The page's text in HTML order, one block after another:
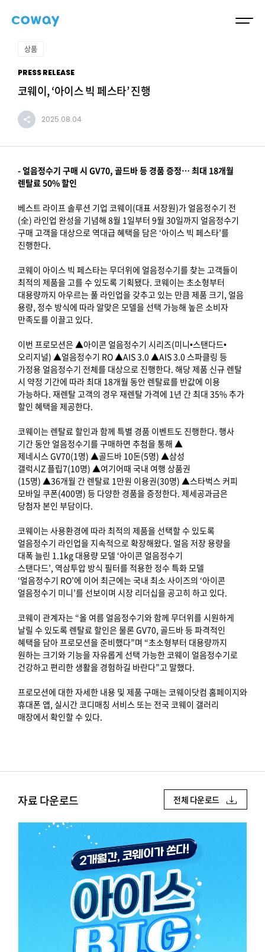
상품
PRESS RELEASE
코웨이, ‘아이스 빅 페스타’ 진행
2025.08.04
- 얼음정수기 구매 시 GV70, 골드바 등 경품 증정… 최대 18개월
렌탈료 50% 할인
베스트 라이프 솔루션 기업 코웨이(대표 서장원)가 얼음정수기 전
(全) 라인업 완성을 기념해 8월 1일부터 9월 30일까지 얼음정수기
구매 고객을 대상으로 역대급 혜택을 담은 ‘아이스 빅 페스타’를
진행한다.
코웨이 아이스 빅 페스타는 무더위에 얼음정수기를 찾는 고객들이
최적의 제품을 고를 수 있도록 기획됐다. 코웨이는 초소형부터
대용량까지 아우르는 풀 라인업을 갖추고 있는 만큼 제품 크기, 얼음
용량, 정수 방식에 따라 알맞은 모델을 선택 가능해 높은 소비자
만족도를 이끌고 있다.
이번 프로모션은 ▲아이콘 얼음정수기 시리즈(미니•스탠다드•
오리지널) ▲얼음정수기 RO ▲AIS 3.0 ▲AIS 3.0 스파클링 등
가정용 얼음정수기 전체를 대상으로 진행한다. 해당 제품 신규 렌탈
시 약정 기간에 따라 최대 18개월 동안 렌탈료를 반값에 이용
가능하다. 재렌탈 고객의 경우 재렌탈 가격에 1년 간 최대 35% 추가
할인 혜택을 제공한다.
코웨이는 렌탈료 할인과 함께 특별 경품 이벤트도 진행한다. 행사
기간 동안 얼음정수기를 구매하면 추첨을 통해 ▲
제네시스 GV70(1명) ▲골드바 10돈(5명) ▲삼성
갤럭시Z 플립7(10명) ▲여기어때 국내 여행 상품권
(15명) ▲36개월 간 렌탈료 1만원 이용권(30명) ▲스타벅스 커피
모바일 쿠폰(400명) 등 다양한 경품을 증정한다. 제세공과금은
당첨자 본인 부담이다.
코웨이는 사용환경에 따라 최적의 제품을 선택할 수 있도록
얼음정수기 라인업을 지속적으로 확장해왔다. 얼음 저장 용량을
대폭 늘린 1.1kg 대용량 모델 ‘아이콘 얼음정수기
스탠다드’, 역삼투압 방식 필터를 적용한 정수 특화 모델
‘얼음정수기 RO’에 이어 최근에는 국내 최소 사이즈의 ‘아이콘
얼음정수기 미니’를 선보이며 시장 리더십을 공고히 하고 있다.
코웨이 관계자는 “올 여름 얼음정수기와 함께 무더위를 시원하게
날릴 수 있도록 렌탈료 할인은 물론 GV70, 골드바 등 파격적인
혜택을 담아 프로모션을 준비했다”며 “초소형부터 대용량까지
원하는 크기와 기능을 자유롭게 선택 가능한 코웨이 얼음정수기로
건강하고 편리한 생활을 경험하길 바란다”고 말했다.
프로모션에 대한 자세한 내용 및 제품 구매는 코웨이닷컴 홈페이지와
휴대폰 앱, 실시간 코디매칭 서비스 또는 전국 코웨이 갤러리
매장에서 확인할 수 있다.
자료 다운로드 전체 다운로드